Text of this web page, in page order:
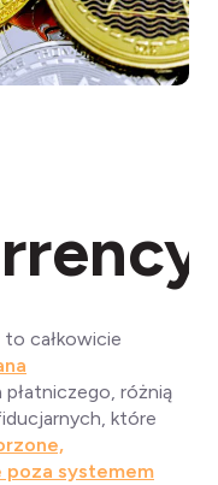
całkowicie
różnią
które
poza systemem